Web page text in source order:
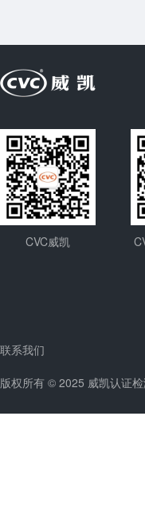
CVC威凯
联系我们
版权所有 © 2025 威凯认证